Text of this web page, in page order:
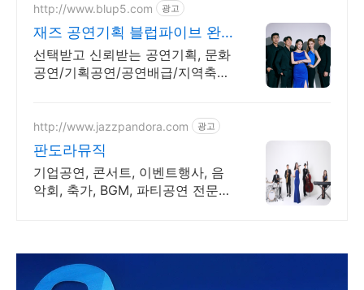
http://www.blup5.com 광고
재즈 공연기획 블럽파이브 완
성도가 다른 공연기획
선택받고 신뢰받는 공연기획, 문화
공연/기획공연/공연배급/지역축
http://www.jazzpandora.com 광고
판도라뮤직
기업공연, 콘서트, 이벤트행사, 음
악회, 축가, BGM, 파티공연 전문